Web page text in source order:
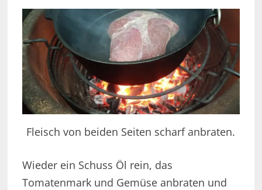
Fleisch von beiden Seiten scharf anbraten.
Wieder ein Schuss Öl rein, das
Tomatenmark und Gemüse anbraten und